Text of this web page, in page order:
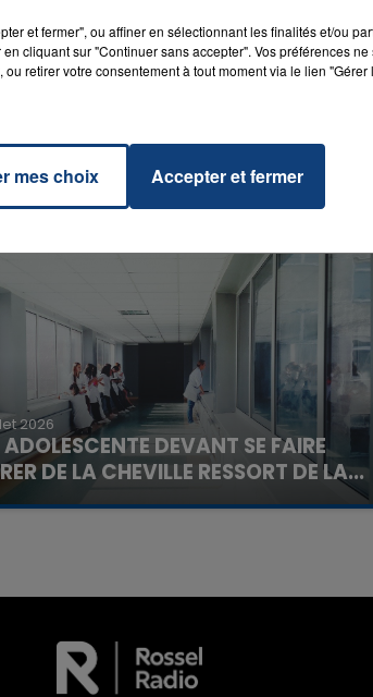
2026
ADOLESCENTE DEVANT SE FAIRE
DE LA CHEVILLE RESSORT DE LA...
a porté plainte contre la clinique qui a
7h00 - 11h00
La Team de l'été
et fermer", ou affiner en sélectionnant les finalités et/ou
cliquant sur "Continuer sans accepter". Vos préférences
retirer votre consentement à tout moment via le lien
mes choix Accepter et fermer